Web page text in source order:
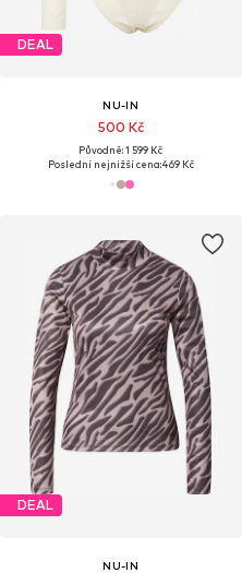
DEAL
NU-IN
500 Kč
Původně: 1 599 Kč
Poslední nejnižší cena:469 Kč
DEAL
NU-IN